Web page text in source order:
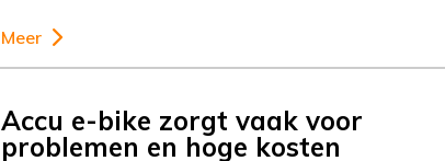
Meer
Accu e-bike zorgt vaak voor
problemen en hoge kosten